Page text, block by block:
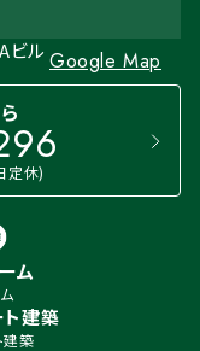
ビル Google Map
定休)
ム
建築
建築